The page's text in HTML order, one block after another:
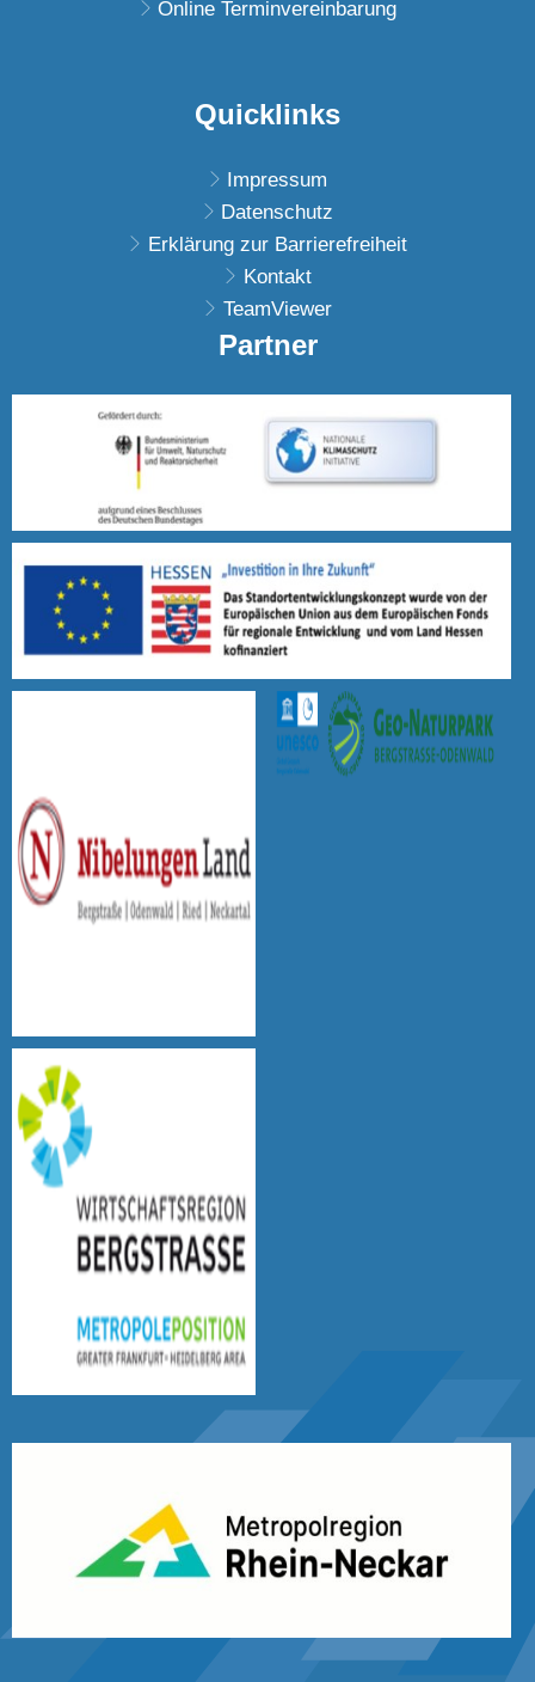
Online Terminvereinbarung
Quicklinks
Impressum
Datenschutz
Erklärung zur Barrierefreiheit
Kontakt
TeamViewer
Partner